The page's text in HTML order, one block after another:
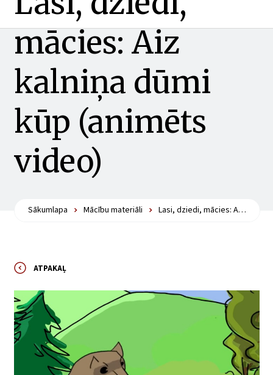
mācies: Aiz
kalniņa dūmi
kūp (animēts
video)
Sākumlapa Mācību materiāli Lasi, dziedi, mācies: Aiz kalniņa dūmi kūp (animēts video)
ATPAKAĻ